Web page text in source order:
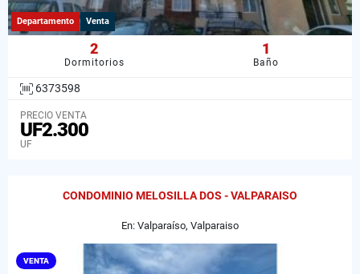
Departamento Venta
2
Dormitorios
1
Baño
6373598
PRECIO VENTA
UF2.300
UF
CONDOMINIO MELOSILLA DOS - VALPARAISO
En: Valparaíso, Valparaiso
VENTA